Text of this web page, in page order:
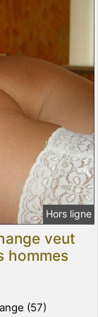
Hors ligne
veut
hommes
(57)